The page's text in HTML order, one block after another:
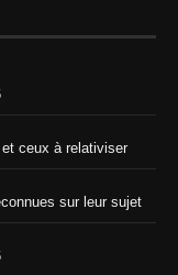
ceux à relativiser
sur leur sujet